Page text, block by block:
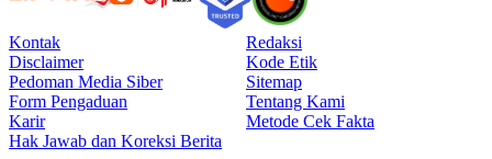
Kontak
Redaksi
Disclaimer
Kode Etik
Pedoman Media Siber
Sitemap
Form Pengaduan
Tentang Kami
Karir
Metode Cek Fakta
Hak Jawab dan Koreksi Berita